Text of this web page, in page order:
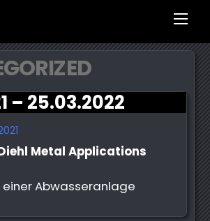
– 25.03.2022
Metal Applications
einer Abwasseranlage